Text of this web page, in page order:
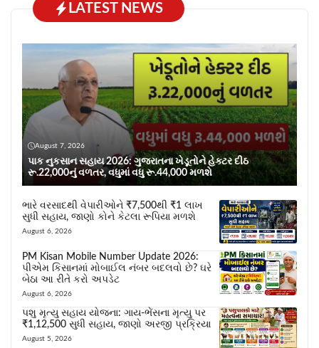
LATEST NEWS
August 7, 2026
પાક નુકસાન સહાય 2026: ગુજરાતના ખેડૂતોને હેક્ટર દીઠ
રૂ.22,000નું વળતર, વધુમાં વધુ રૂ.44,000 મળશે
ભારે વરસાદથી વેપારીઓને ₹7,500થી ₹1 લાખ
સુધી સહાય, જાણો કોને કેટલા રૂપિયા મળશે
August 6, 2026
PM Kisan Mobile Number Update 2026:
પીએમ કિસાનમાં મોબાઈલ નંબર બદલવો છે? ઘરે
બેઠા આ રીતે કરો અપડેટ
August 6, 2026
પશુ મૃત્યુ સહાય યોજના: ગાય-ભેંસના મૃત્યુ પર
₹1,12,500 સુધી સહાય, જાણો અરજી પ્રક્રિયા
August 5, 2026